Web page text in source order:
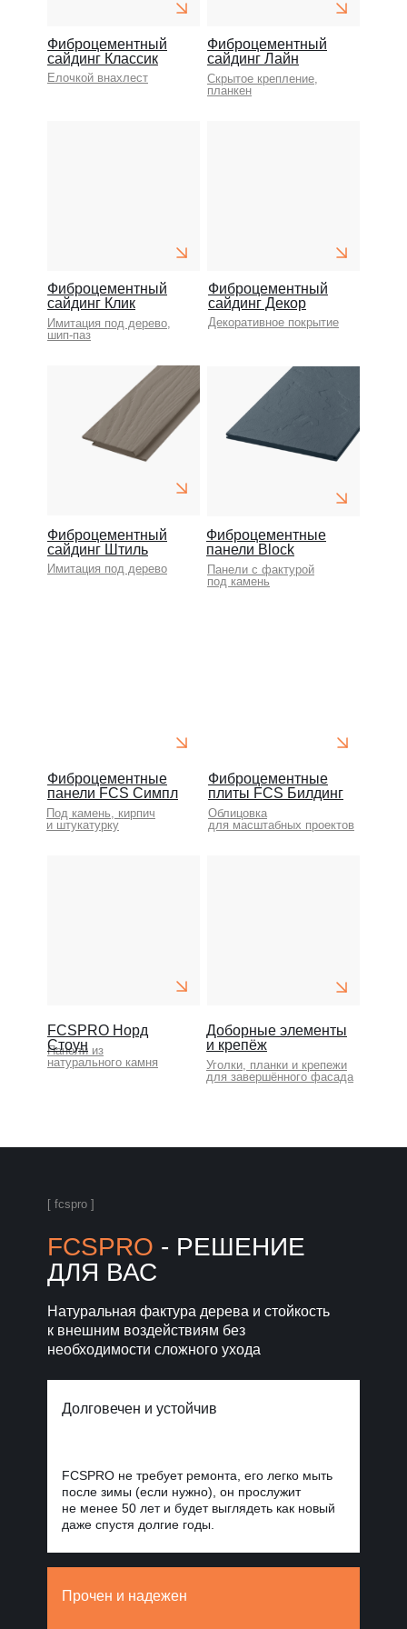
Панели из
натурального камня
FCSPRO
FCSPRO Норд
Стоун
Уголки, планки, откосы
для завершённого фасада
Уголки, планки и крепежи
для завершённого фасада
Доборные элементы
и крепёж
Под камень, кирпич
и штукатурку
Фиброцементные
панели FCS Симпл
Облицовка
для масштабных проектов
Облицовка
проектов
Фиброцементные
плиты FCS Билдинг
Фиброцементные
панели Block
Панели с фактурой
под камень
Фиброцементные
панели Стоун
Блок
Имитация под дерево
Фиброцементный
сайдинг Штиль
Декоративное покрытие
Фиброцементный
сайдинг Декор
Имитация под дерево,
шип-паз
Фиброцементный
сайдинг Клик
Скрытое крепление,
планкен
Фиброцементный
сайдинг Лайн
Елочкой внахлест
Фиброцементный
сайдинг Классик
[ fcspro ]
Натуральная фактура дерева и стойкость
к внешним воздействиям без
необходимости сложного ухода
FCSPRO - РЕШЕНИЕ
ДЛЯ ВАС
Прочен и надежен
Долговечен и устойчив
FCSPRO не требует ремонта, его легко мыть
после зимы (если нужно), он прослужит
не менее 50 лет и будет выглядеть как новый
даже спустя долгие годы.